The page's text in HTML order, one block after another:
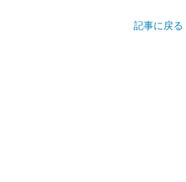
記事に戻る